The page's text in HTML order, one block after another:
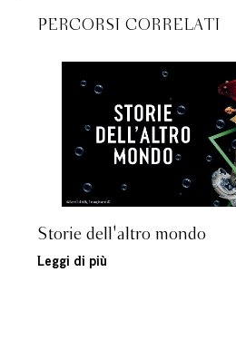
PERCORSI CORRELATI
Storie dell'altro mondo
Leggi di più